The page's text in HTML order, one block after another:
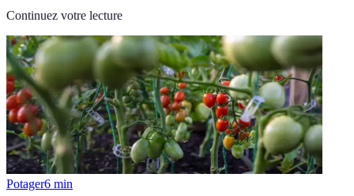
Continuez votre lecture
Potager6 min